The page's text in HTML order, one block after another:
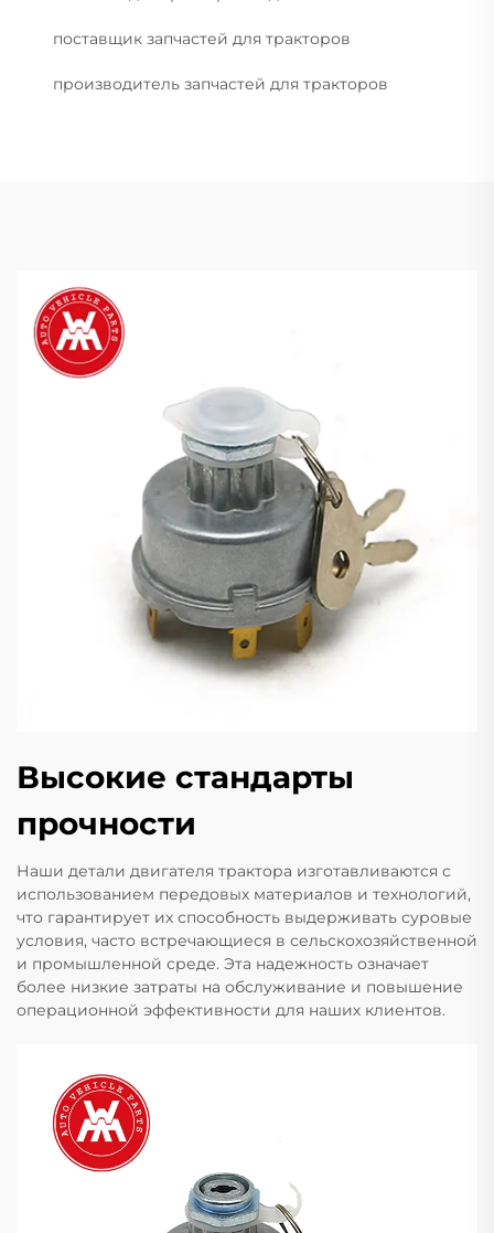
поставщик запчастей для тракторов
производитель запчастей для тракторов
Высокие стандарты
прочности
Наши детали двигателя трактора изготавливаются с
использованием передовых материалов и технологий,
что гарантирует их способность выдерживать суровые
условия, часто встречающиеся в сельскохозяйственной
и промышленной среде. Эта надежность означает
более низкие затраты на обслуживание и повышение
операционной эффективности для наших клиентов.